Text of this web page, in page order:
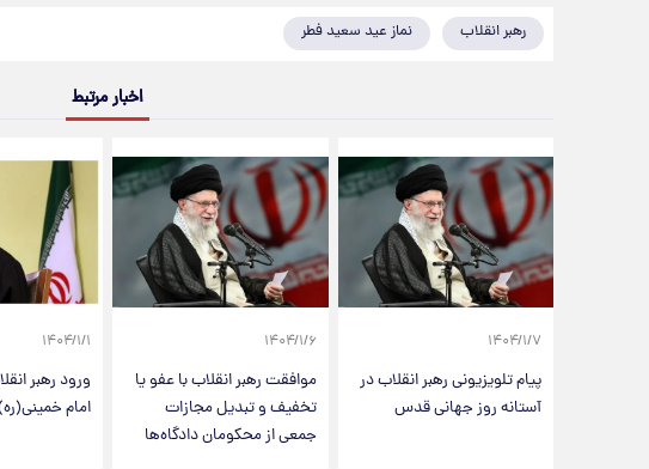
رهبر انقلاب نماز عید سعید فطر
اخبار مرتبط
۱۴۰۴/۱/۷
پیام تلویزیونی رهبر انقلاب در
آستانه روز جهانی قدس
۱۴۰۴/۱/۶
موافقت رهبر انقلاب با عفو یا
تخفیف و تبدیل مجازات
جمعی از محکومان دادگاه‌ها
۱۴۰۴/۱/۱
ورود رهبر
امام